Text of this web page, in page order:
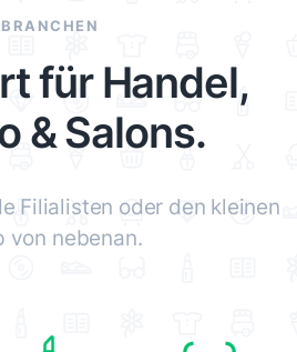
BRANCHEN
für Handel,
& Salons.
Filialisten oder den kleinen
von nebenan.